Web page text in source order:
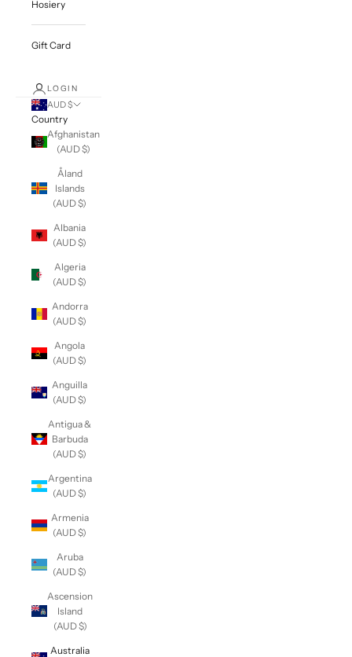
Hosiery
Gift Card
LOGIN
AUD $
Country
Afghanistan
(AUD $)
Åland
Islands
(AUD $)
Albania
(AUD $)
Algeria
(AUD $)
Andorra
(AUD $)
Angola
(AUD $)
Anguilla
(AUD $)
Antigua &
Barbuda
(AUD $)
Argentina
(AUD $)
Armenia
(AUD $)
Aruba
(AUD $)
Ascension
Island
(AUD $)
Australia